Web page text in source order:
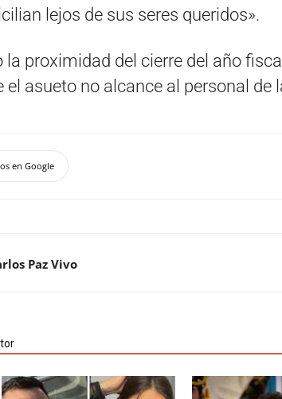
lejos de sus seres queridos».
la proximidad del cierre del año
asueto no alcance al personal de
en Google
Paz Vivo